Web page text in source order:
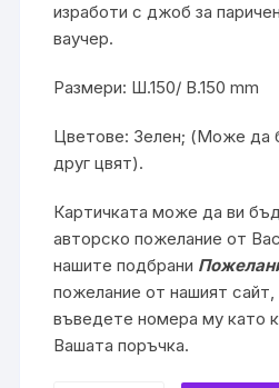
изработи с джоб за
ваучер.
Размери: Ш.150/ В.150 mm
Цветове: Зелен; (Може да
друг цвят).
Картичката може да ви
авторско пожелание от
нашите подбрани
пожелание от нашият сайт,
въведете номера му като
Вашата поръчка.